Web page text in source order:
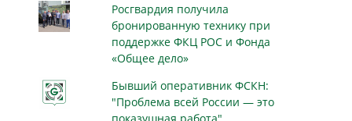
Росгвардия получила
бронированную технику при
поддержке ФКЦ РОС и Фонда
«Общее дело»
Бывший оперативник ФСКН:
"Проблема всей России — это
показушная работа"